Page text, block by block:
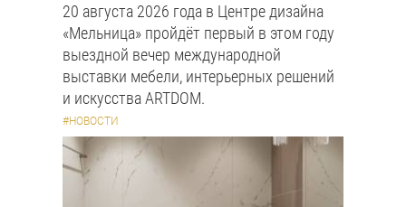
20 августа 2026 года в Центре дизайна
«Мельница» пройдёт первый в этом году
выездной вечер международной
выставки мебели, интерьерных решений
и искусства ARTDOM.
#НОВОСТИ